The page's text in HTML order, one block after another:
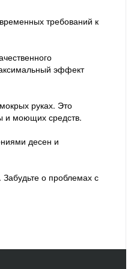
требований к
эффект
руках. Это
и моющих средств.
десен и
о проблемах с